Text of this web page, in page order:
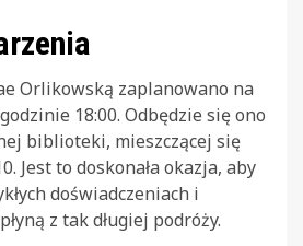
Orlikowską zaplanowano na
18:00. Odbędzie się ono
biblioteki, mieszczącej się
Jest to doskonała okazja, aby
doświadczeniach i
z tak długiej podróży.